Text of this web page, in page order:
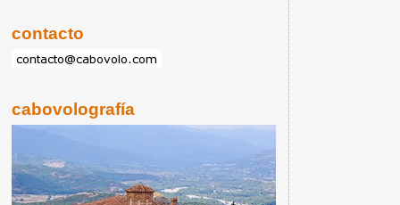
contacto
cabovolografía